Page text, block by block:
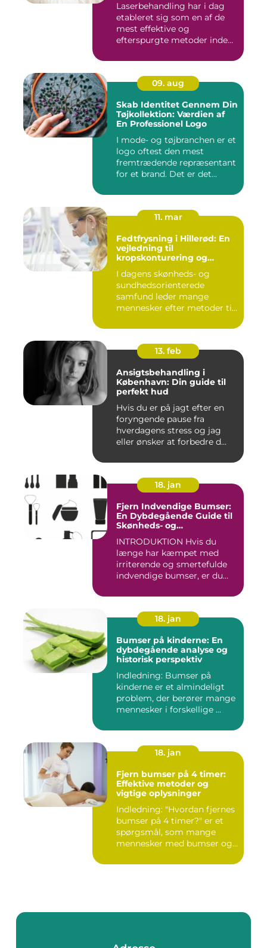
Laserbehandling har i dag
etableret sig som en af de
mest effektive og
efterspurgte metoder inden
09. aug
Skab Identitet Gennem Din
Tøjkollektion: Værdien af
En Professionel Logo
I mode- og tøjbranchen er et
logo oftest den mest
fremtrædende repræsentant
for et brand. Det er det...
11. mar
Fedtfrysning i Hillerød: En
vejledning til
kropskonturering og
I dagens skønheds- og
sundhedsorienterede
samfund leder mange
mennesker efter metoder til
13. feb
Ansigtsbehandling i
København: Din guide til
perfekt hud
Hvis du er på jagt efter en
foryngende pause fra
hverdagens stress og jag
eller ønsker at forbedre d...
18. jan
Fjern Indvendige Bumser:
En Dybdegående Guide til
Skønheds- og
INTRODUKTION Hvis du
længe har kæmpet med
irriterende og smertefulde
indvendige bumser, er du
18. jan
Bumser på kinderne: En
dybdegående analyse og
historisk perspektiv
Indledning: Bumser på
kinderne er et almindeligt
problem, der berører mange
mennesker i forskellige ...
18. jan
Fjern bumser på 4 timer:
Effektive metoder og
vigtige oplysninger
Indledning: "Hvordan fjernes
bumser på 4 timer?" er et
spørgsmål, som mange
mennesker med bumser og...